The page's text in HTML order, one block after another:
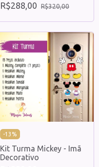
R$288,00 R$320,00
-13 %
Kit Turma Mickey - Imã
Decorativo